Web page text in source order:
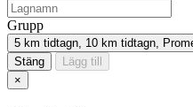
Grupp
5 km tidtagn, 10 km tidtagn,
Stäng
Lägg till
×